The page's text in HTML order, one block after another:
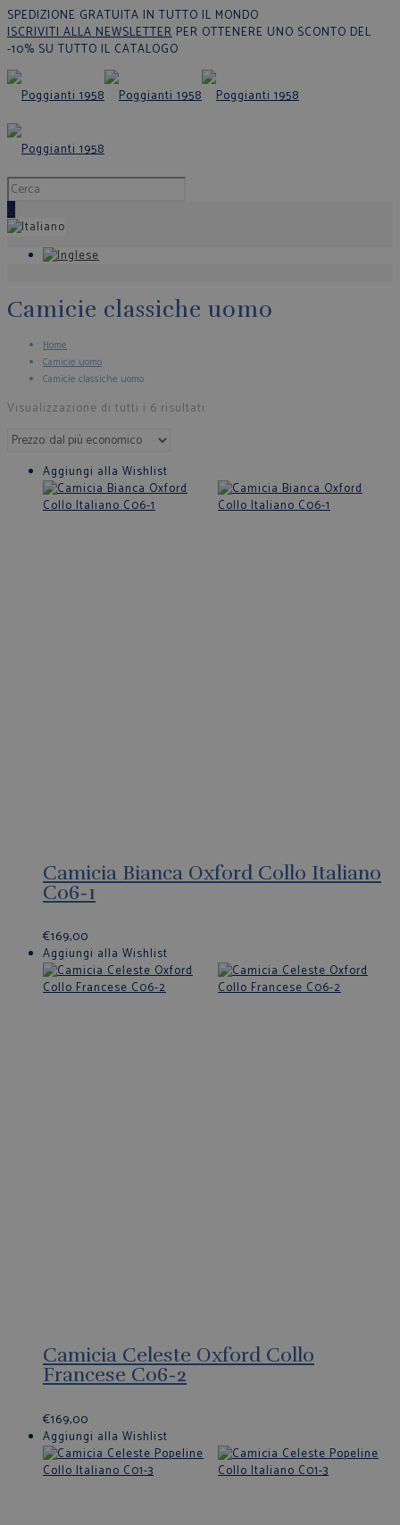
SPEDIZIONE GRATUITA IN TUTTO IL MONDO
ISCRIVITI ALLA NEWSLETTER PER OTTENERE UNO SCONTO DEL
-10% SU TUTTO IL CATALOGO
0
Camicie classiche uomo
Home
Camicie uomo
Camicie classiche uomo
Visualizzazione di tutti i 6 risultati
Aggiungi alla Wishlist
Camicia Bianca Oxford Collo Italiano
C06-1
€169,00
Aggiungi alla Wishlist
Camicia Celeste Oxford Collo
Francese C06-2
€169,00
Aggiungi alla Wishlist